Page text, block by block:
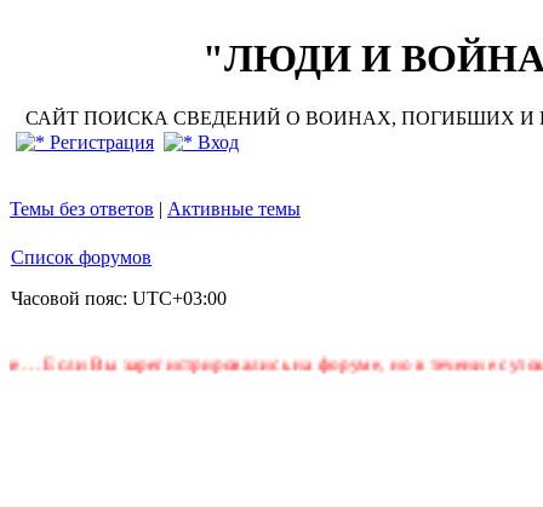
"ЛЮДИ И ВОЙНА"
САЙТ ПОИСКА СВЕДЕНИЙ О ВОИНАХ, ПОГИБШИХ И
Регистрация
Вход
Темы без ответов | Активные темы
Список форумов
Часовой пояс: UTC+03:00
зарегистрировались на форуме, но в течение суток